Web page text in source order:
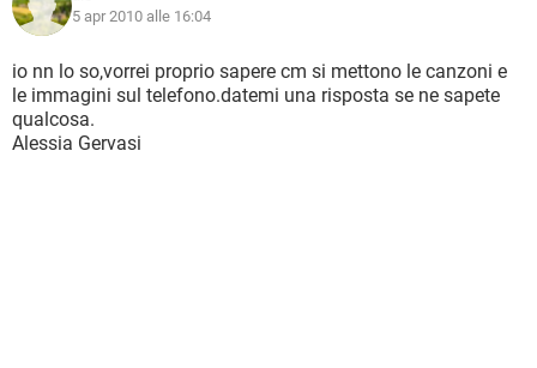
5 apr 2010 alle 16:04
io nn lo so,vorrei proprio sapere cm si mettono le canzoni e
le immagini sul telefono.datemi una risposta se ne sapete
qualcosa.
Alessia Gervasi